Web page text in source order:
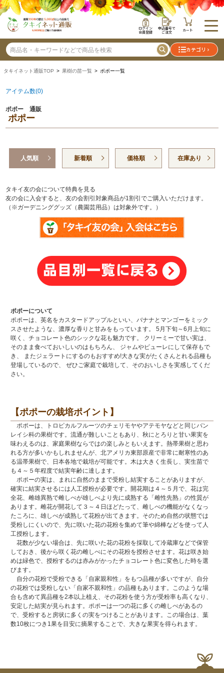
ログイン
会員登録
申込番号で
ご注文 カート
カテゴリ
タキイネット通販TOP > 果樹の苗一覧 > ポポー一覧
アイテム数(0)
ポポー 通販
ポポー
人気順 新着順 価格順 在庫あり
タキイ友の会について特典を見る
友の会に入会すると、友の会割引対象商品が1割引でご購入いただけます。
（※ガーデニンググッズ（農園芸用品）は対象外です。）
ポポーについて
ポポーは、英名をカスタードアップルといい、バナナとマンゴーをミック
スさせたような、濃厚な香りと甘みをもっています。 5月下旬～6月上旬に
咲く、チョコレート色のシックな花も魅力です。 クリーミーで甘い実は、
そのまま食べておいしいのはもちろん、 ジャムやピューレにして保存もで
き、 またジェラートにするのもおすすめ!大きな実がたくさんとれる品種も
登場しているので、 ぜひご家庭で栽培して、そのおいしさを実感してくだ
さい。
【ポポーの栽培ポイント】
ポポーは、トロピカルフルーツのチェリモヤやアテモヤなどと同じバン
レイシ科の果樹です。流通が難しいこともあり、秋にとろりと甘い果実を
味わえるのは、家庭果樹ならではの楽しみともいえます。熱帯果樹と思わ
れる方が多いかもしれませんが、北アメリカ東部原産で非常に耐寒性のあ
る温帯果樹で、日本各地で栽培が可能です。木は大きく生長し、実生苗で
も４～５年程度で結実年齢に達します。
ポポーの実は、まれに自然のままで受粉し結実することがありますが、
確実に結実させるには人工授粉が必要です。開花期は４～５月で、花は完
全花、雌雄異熟で雌しべが雄しべより先に成熟する「雌性先熟」の性質が
あります。雌花が開花して３～４日ほどたって、雌しべの機能がなくなっ
たころに、雄しべが成熟して花粉が出てきます。そのため自然の状態では
受粉しにくいので、先に咲いた花の花粉を集めて筆や綿棒などを使って人
工授粉します。
花数が少ない場合は、先に咲いた花の花粉を採取して冷蔵庫などで保管
しておき、後から咲く花の雌しべにその花粉を授粉させます。花は咲き始
めは緑色で、授粉するのは赤みがかったチョコレート色に変色した時を選
びます。
自分の花粉で受粉できる「自家親和性」をもつ品種が多いですが、自分
の花粉では受粉しない「自家不親和性」の品種もあります。このような場
合も含めて異品種を2本以上植え、その花粉を使う方が受粉率も高くなり、
安定した結実が見られます。ポポーは一つの花に多くの雌しべがあるの
で、受粉すると房状に多くの実をつけることがあります。この場合は、葉
数10枚につき1果を目安に摘果することで、大きな果実を得られます。